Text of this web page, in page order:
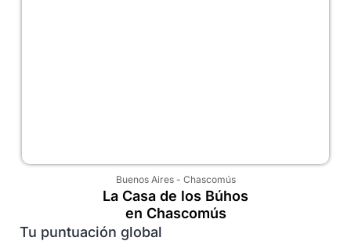
Buenos Aires- Chascomús
La Casa de los Búhos
en Chascomús
Tu puntuación global